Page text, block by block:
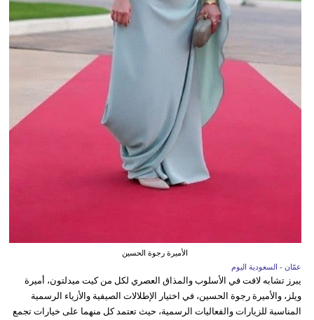
الأميرة رجوة الحسين
عمّان - السعودية اليوم
يبرز تشابه لافت في الأسلوب والمذاق العصري لكل من كيت ميدلتون، أميرة
ويلز، والأميرة رجوة الحسين، في اختيار الإطلالات الصيفية والأزياء الرسمية
المناسبة للزيارات والفعاليات الرسمية، حيث تعتمد كل منهما على خيارات تجمع